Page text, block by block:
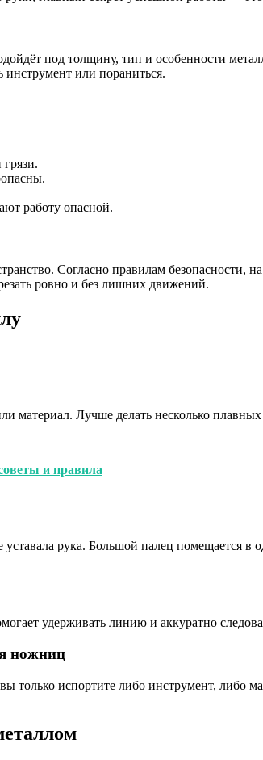
под толщину, тип и особенности
или пораниться.
работу опасной.
Согласно правилам
ровно и без лишних движений.
Лучше делать несколько плавных
и правила
рука. Большой палец помещается
удерживать линию и аккуратно
ножниц
только испортите либо инструмент,